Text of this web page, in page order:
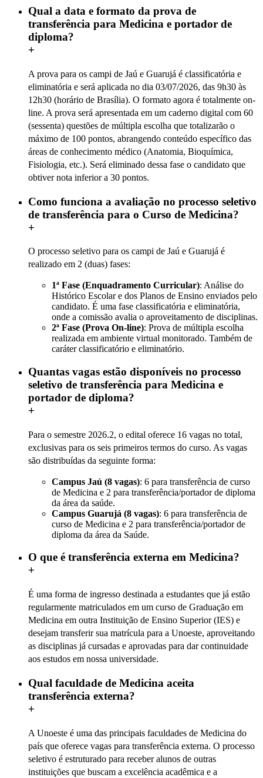
Qual a data e formato da prova de
transferência para Medicina e portador de
diploma?
+
A prova para os campi de Jaú e Guarujá é classificatória e
eliminatória e será aplicada no dia 03/07/2026, das 9h30 às
12h30 (horário de Brasília). O formato agora é totalmente on-
line. A prova será apresentada em um caderno digital com 60
(sessenta) questões de múltipla escolha que totalizarão o
máximo de 100 pontos, abrangendo conteúdo específico das
áreas de conhecimento médico (Anatomia, Bioquímica,
Fisiologia, etc.). Será eliminado dessa fase o candidato que
obtiver nota inferior a 30 pontos.
Como funciona a avaliação no processo seletivo
de transferência para o Curso de Medicina?
+
O processo seletivo para os campi de Jaú e Guarujá é
realizado em 2 (duas) fases:
1ª Fase (Enquadramento Curricular): Análise do
Histórico Escolar e dos Planos de Ensino enviados pelo
candidato. É uma fase classificatória e eliminatória,
onde a comissão avalia o aproveitamento de disciplinas.
2ª Fase (Prova On-line): Prova de múltipla escolha
realizada em ambiente virtual monitorado. Também de
caráter classificatório e eliminatório.
Quantas vagas estão disponíveis no processo
seletivo de transferência para Medicina e
portador de diploma?
+
Para o semestre 2026.2, o edital oferece 16 vagas no total,
exclusivas para os seis primeiros termos do curso. As vagas
são distribuídas da seguinte forma:
Campus Jaú (8 vagas): 6 para transferência de curso
de Medicina e 2 para transferência/portador de diploma
da área da saúde.
Campus Guarujá (8 vagas): 6 para transferência de
curso de Medicina e 2 para transferência/portador de
diploma da área da Saúde.
O que é transferência externa em Medicina?
+
É uma forma de ingresso destinada a estudantes que já estão
regularmente matriculados em um curso de Graduação em
Medicina em outra Instituição de Ensino Superior (IES) e
desejam transferir sua matrícula para a Unoeste, aproveitando
as disciplinas já cursadas e aprovadas para dar continuidade
aos estudos em nossa universidade.
Qual faculdade de Medicina aceita
transferência externa?
+
A Unoeste é uma das principais faculdades de Medicina do
país que oferece vagas para transferência externa. O processo
seletivo é estruturado para receber alunos de outras
instituições que buscam a excelência acadêmica e a